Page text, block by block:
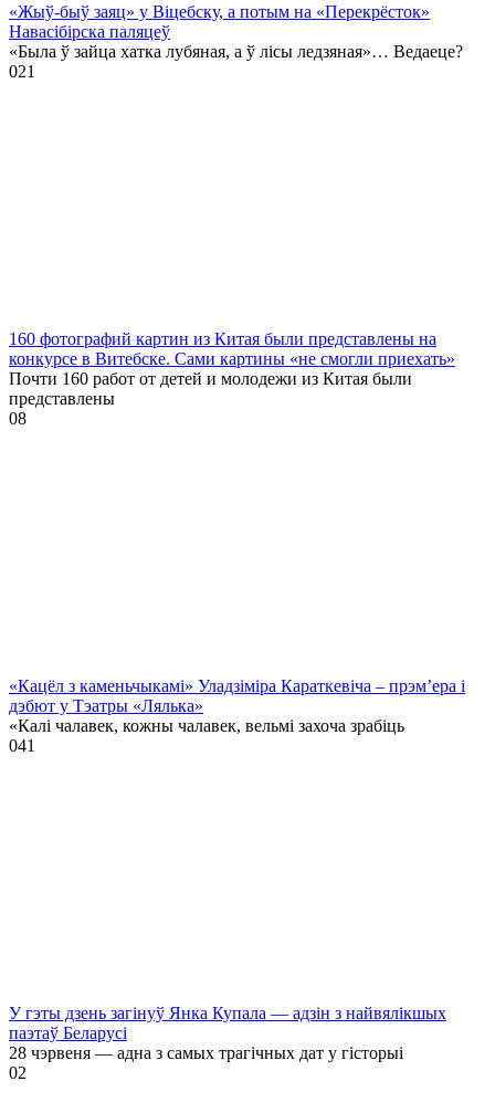
«Жыў-быў заяц» у Віцебску, а потым на «Перекрёсток»
Навасібірска паляцеў
«Была ў зайца хатка лубяная, а ў лісы ледзяная»… Ведаеце?
021
160 фотографий картин из Китая были представлены на
конкурсе в Витебске. Сами картины «не смогли приехать»
Почти 160 работ от детей и молодежи из Китая были
представлены
08
«Кацёл з каменьчыкамі» Уладзіміра Караткевіча – прэм’ера і
дэбют у Тэатры «Лялька»
«Калі чалавек, кожны чалавек, вельмі захоча зрабіць
041
У гэты дзень загінуў Янка Купала — адзін з найвялікшых
паэтаў Беларусі
28 чэрвеня — адна з самых трагічных дат у гісторыі
02